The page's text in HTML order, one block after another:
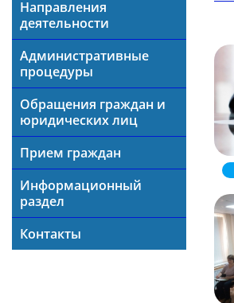
Направления
деятельности
Административные
процедуры
Обращения граждан и
юридических лиц
Прием граждан
Информационный
раздел
Контакты